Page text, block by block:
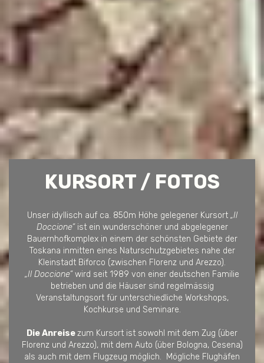
KURSORT / FOTOS
Unser idyllisch auf ca. 850m Höhe gelegener Kursort „Il
Doccione“ist ein wunderschöner und abgelegener
Bauernhofkomplex in einem der schönsten Gebiete der
Toskana inmitten eines Naturschutzgebietes nahe der
Kleinstadt Biforco (zwischen Florenz und Arezzo).
„Il Doccione“ wird seit 1989 von einer deutschen Familie
betrieben und die Häuser sind regelmässig
Veranstaltungsort für unterschiedliche Workshops,
Kochkurse und Seminare.
Die Anreisezum Kursort ist sowohl mit dem Zug (über
Florenz und Arezzo), mit dem Auto (über Bologna, Cesena)
als auch mit dem Flugzeug möglich. Mögliche Flughäfen